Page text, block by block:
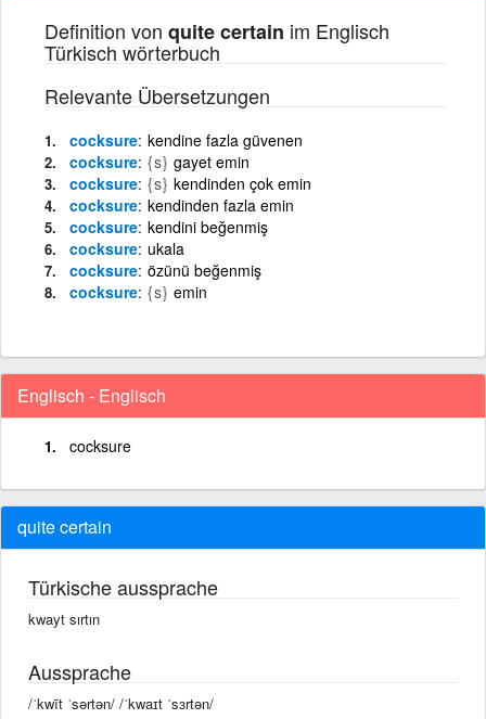
Definition von quite certain im Englisch
Türkisch wörterbuch
Relevante Übersetzungen
cocksure kendine fazla güvenen
cocksure {s} gayet emin
cocksure {s} kendinden çok emin
cocksure kendinden fazla emin
cocksure kendini beğenmiş
cocksure ukala
cocksure özünü beğenmiş
cocksure {s} emin
Englisch - Englisch
cocksure
quite certain
Türkische aussprache
kwayt sırtın
Aussprache
/ˈkwīt ˈsərtən/ /ˈkwaɪt ˈsɜrtən/